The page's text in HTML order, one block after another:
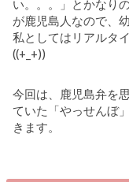
い。。。」とかなり
が鹿児島人なので、
私としてはリアルタ
((+_+))
今回は、鹿児島弁を
ていた「やっせんぼ
きます。